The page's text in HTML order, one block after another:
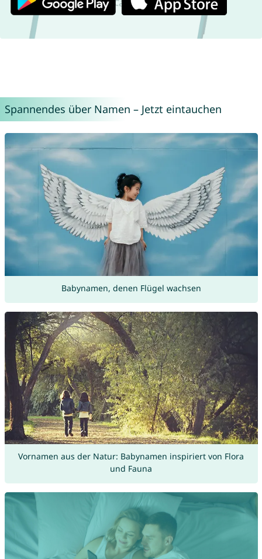
Spannendes über Namen – Jetzt eintauchen
Babynamen, denen Flügel wachsen
Vornamen aus der Natur: Babynamen inspiriert von Flora
und Fauna